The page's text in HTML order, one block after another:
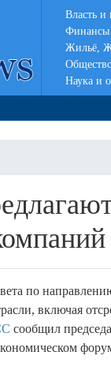
Власть и
Финансы
Жильё,
Наука и
по
включая
сообщил